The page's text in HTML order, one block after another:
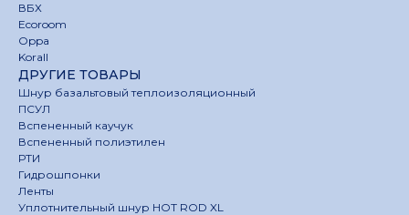
ВБХ
Ecoroom
Oppa
Korall
ДРУГИЕ ТОВАРЫ
Шнур базальтовый теплоизоляционный
ПСУЛ
Вспененный каучук
Вспененный полиэтилен
РТИ
Гидрошпонки
Ленты
Уплотнительный шнур HOT ROD XL